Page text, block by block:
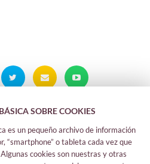
SOBRE COOKIES
es un pequeño archivo de información
“smartphone” o tableta cada vez que
cookies son nuestras y otras